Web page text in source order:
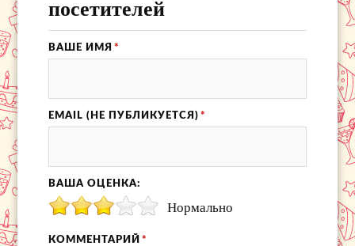
посетителей
ВАШЕ ИМЯ *
EMAIL (НЕ ПУБЛИКУЕТСЯ) *
ВАША ОЦЕНКА:
Нормально
КОММЕНТАРИЙ *